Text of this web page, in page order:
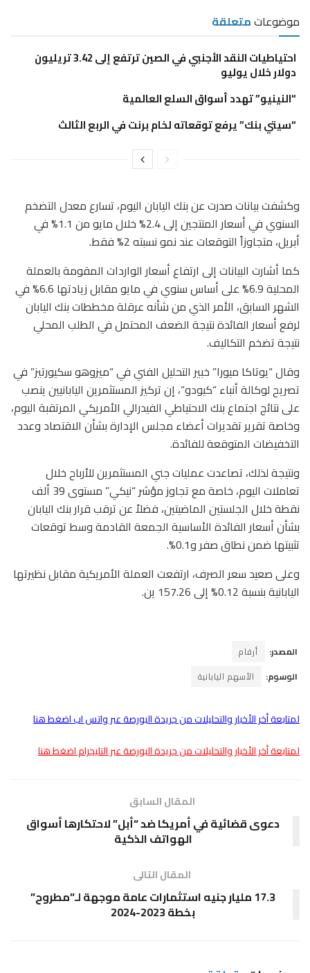
موضوعاتمتعلقة
احتياطيات النقد الأجنبي في الصين ترتفع إلى 3.42 تريليون
دولار خلال يوليو
“النينيو” تهدد أسواق السلع العالمية
“سيتي بنك” يرفع توقعاته لخام برنت في الربع الثالث
وكشفت بيانات صدرت عن بنك اليابان اليوم، تسارع معدل التضخم
السنوي في أسعار المنتجين إلى 2.4% خلال مايو من 1.1% في
أبريل، متجاوزاً التوقعات عند نمو نسبته 2% فقط.
كما أشارت البيانات إلى ارتفاع أسعار الواردات المقومة بالعملة
المحلية 6.9% على أساس سنوي في مايو مقابل زيادتها 6.6% في
الشهر السابق، الأمر الذي من شأنه عرقلة مخططات بنك اليابان
لرفع أسعار الفائدة نتيجة الضعف المحتمل في الطلب المحلي
نتيجة تضخم التكاليف.
وقال “يوتاكا ميورا” خبير التحليل الفني في “ميزوهو سكيورتيز” في
تصريح لوكالة أنباء “كيودو”، إن تركيز المستثمرين اليابانيين ينصب
على نتائج اجتماع بنك الاحتياطي الفيدرالي الأمريكي المرتقبة اليوم،
وخاصة تقرير تقديرات أعضاء مجلس الإدارة بشأن الاقتصاد وعدد
التخفيضات المتوقعة للفائدة.
ونتيجة لذلك، تصاعدت عمليات جني المستثمرين للأرباح خلال
تعاملات اليوم، خاصة مع تجاوز مؤشر “نيكي” مستوى 39 ألف
نقطة خلال الجلستين الماضيتين، فضلاً عن ترقب قرار بنك اليابان
بشأن أسعار الفائدة الأساسية الجمعة القادمة وسط توقعات
تثبيتها ضمن نطاق صفر و0.1%.
وعلى صعيد سعر الصرف، ارتفعت العملة الأمريكية مقابل نظيرتها
اليابانية بنسبة 0.12% إلى 157.26 ين.
المصدر:
أرقام
الوسوم:
الأسهم اليابانية
لمتابعة أخر الأخبار والتحليلات من جريدة البورصة عبر واتس اب اضغط هنا
لمتابعة أخر الأخبار والتحليلات من جريدة البورصة عبر التليجرام اضغط هنا
المقال السابق
دعوى قضائية في أمريكا ضد “أبل” لاحتكارها أسواق
الهواتف الذكية
المقال التالى
17.3 مليار جنيه استثمارات عامة موجهة لـ”مطروح”
بخطة 2023-2024